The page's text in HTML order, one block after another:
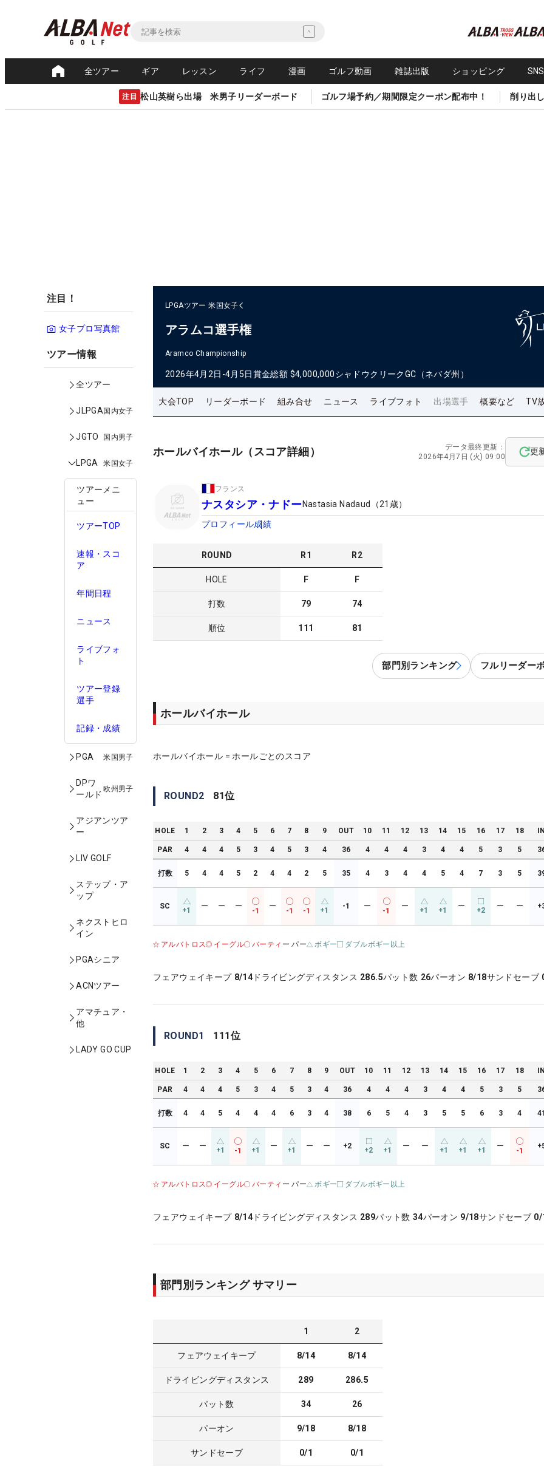
全ツアー ギア レッスン ライフ 漫画 ゴルフ動画 雑誌出版 ショッピング
注目 松山英樹ら出場 米男子リーダーボード ゴルフ場予約／期間限定クーポン配布中！ 削り出
注目！
女子プロ写真館
ツアー情報
全ツアー
JLPGA国内女子
JGTO 国内男子
LPGA 米国女子
ツアーメニ
ュー
ツアーTOP
速報・スコ
ア
年間日程
ニュース
ライブフォ
ト
ツアー登録
選手
記録・成績
PGA 米国男子
DPワ
ールド
欧州男子
アジアンツア
ー
LIV GOLF
ステップ・ア
ップ
ネクストヒロ
イン
PGAシニア
ACNツアー
アマチュア・
他
LADY GO CUP
LPGAツアー 米国女子
アラムコ選手権
Aramco Championship
2026年4月2日-4月5日賞金総額 $4,000,000シャドウクリークGC（ネバダ州）
大会TOP リーダーボード 組み合せ ニュース ライブフォト 出場選手 概要など TV
ホールバイホール（スコア詳細）
データ最終更新：
2026年4月7日 (火) 09:00
更
フランス
ナスタシア・ナドーNastasia Nadaud （21 歳）
プロフィール成績
ROUND R1 R2
HOLE F F
打数 79 74
順位 111 81
部門別ランキング フルリーダー
ホールバイホール
ホールバイホール = ホールごとのスコア
ROUND2 81位
HOLE 1 2 3 4 5 6 7 8 9 OUT 10 11 12 13 14 15 16 17 18
PAR 4 4 4 5 3 4 5 3 4 36 4 4 4 3 4 4 5 3 5
打数 5 4 4 5 2 4 4 2 5 35 4 3 4 4 5 4 7 3 5
SC +1 ー ー ー
-1
ー
-1 -1 +1 -1 ー
-1
ー +1 +1 ー +2 ー ー
アルバトロス イーグル バーティ ー パー ボギー ダブルボギー以上
フェアウェイキープ 8/14 ドライビングディスタンス 286.5パット数 26パーオン 8/18サンドセーブ
ROUND1 111位
HOLE 1 2 3 4 5 6 7 8 9 OUT 10 11 12 13 14 15 16 17 18
PAR 4 4 4 5 3 4 5 3 4 36 4 4 4 3 4 4 5 3 5
打数 4 4 5 4 4 4 6 3 4 38 6 5 4 3 5 5 6 3 4
SC ー ー +1 -1 +1 ー +1 ー ー +2 +2 +1 ー ー +1 +1 +1 ー
-1
アルバトロス イーグル バーティ ー パー ボギー ダブルボギー以上
フェアウェイキープ 8/14 ドライビングディスタンス 289パット数 34パーオン 9/18サンドセーブ 0/
部門別ランキング サマリー
1 2
フェアウェイキープ 8/14 8/14
ドライビングディスタンス 289 286.5
パット数 34 26
パーオン 9/18 8/18
サンドセーブ 0/1 0/1